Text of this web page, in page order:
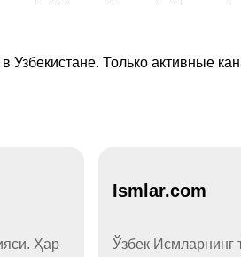
Только активные
Ҳар
Ismlar.com
Ўзбек Исмларнинг